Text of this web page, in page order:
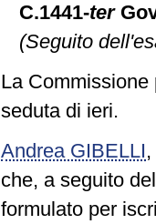
C.1441-ter
(Seguito
La
seduta di ieri.
Andrea GIBELLI,
che, a seguito
formulato per